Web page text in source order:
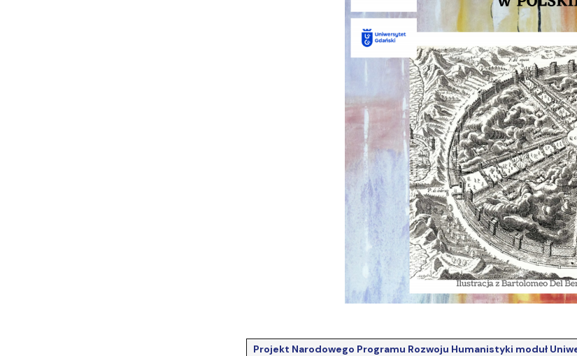
Projekt Narodowego Programu Rozwoju Humanistyki moduł